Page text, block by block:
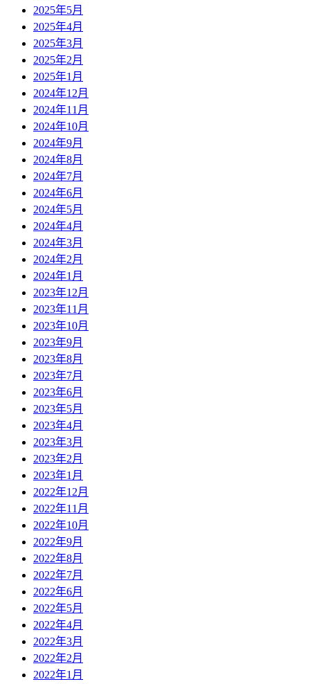
2025年5月
2025年4月
2025年3月
2025年2月
2025年1月
2024年12月
2024年11月
2024年10月
2024年9月
2024年8月
2024年7月
2024年6月
2024年5月
2024年4月
2024年3月
2024年2月
2024年1月
2023年12月
2023年11月
2023年10月
2023年9月
2023年8月
2023年7月
2023年6月
2023年5月
2023年4月
2023年3月
2023年2月
2023年1月
2022年12月
2022年11月
2022年10月
2022年9月
2022年8月
2022年7月
2022年6月
2022年5月
2022年4月
2022年3月
2022年2月
2022年1月